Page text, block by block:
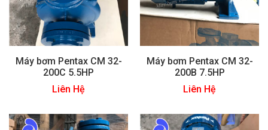
Máy bơm Pentax CM 32-
200C 5.5HP
Liên Hệ
Máy bơm Pentax CM 32-
200B 7.5HP
Liên Hệ